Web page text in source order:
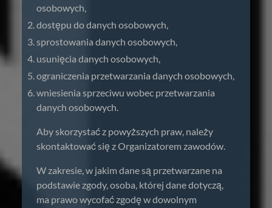
osobowych,
dostępu do danych osobowych,
sprostowania danych osobowych,
usunięcia danych osobowych,
ograniczenia przetwarzania danych osobowych,
wniesienia sprzeciwu wobec przetwarzania
danych osobowych.
Aby skorzystać z powyższych praw, należy
skontaktować się z Organizatorem zawodów.
W zakresie, w jakim dane są przetwarzane na
podstawie zgody, osoba, której dane dotyczą,
ma prawo wycofać zgodę w dowolnym